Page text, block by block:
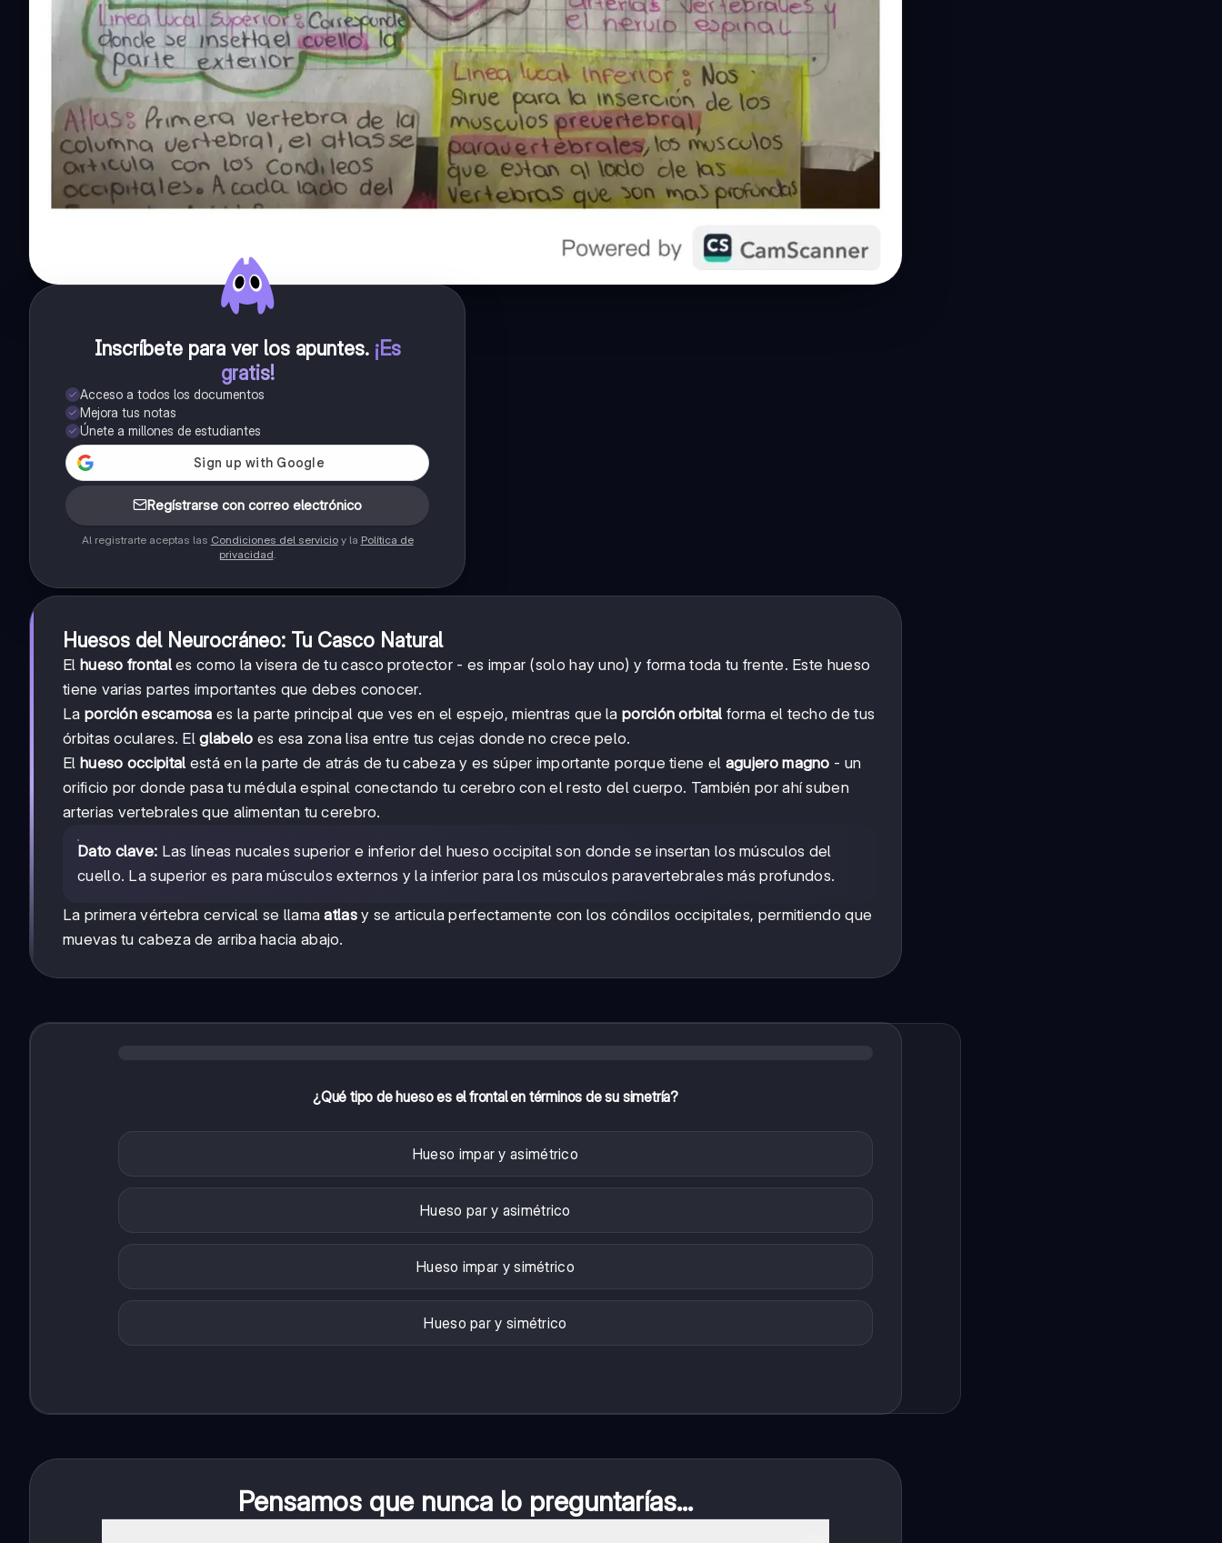
Inscríbete para ver los apuntes. ¡Es
gratis!
Acceso a todos los documentos
Mejora tus notas
Únete a millones de estudiantes
Regístrarse con correo electrónico
Al registrarte aceptas las Condiciones del servicioy la Política de
privacidad.
Huesos del Neurocráneo: Tu Casco Natural
El hueso frontales como la visera de tu casco protector - es impar (solo hay uno) y forma toda tu frente. Este hueso
tiene varias partes importantes que debes conocer.
La porción escamosa es la parte principal que ves en el espejo, mientras que laporción orbital forma el techo de tus
órbitas oculares. Elglabelo es esa zona lisa entre tus cejas donde no crece pelo.
El hueso occipital está en la parte de atrás de tu cabeza y es súper importante porque tiene el agujero magno - un
orificio por donde pasa tu médula espinal conectando tu cerebro con el resto del cuerpo. También por ahí suben
arterias vertebrales que alimentan tu cerebro.
Dato clave: Las líneas nucales superior e inferior del hueso occipital son donde se insertan los músculos del
cuello. La superior es para músculos externos y la inferior para los músculos paravertebrales más profundos.
La primera vértebra cervical se llamaatlasy se articula perfectamente con los cóndilos occipitales, permitiendo que
muevas tu cabeza de arriba hacia abajo.
¿Qué tipo de hueso es el frontal en términos de su simetría?
Hueso impar y asimétrico
Hueso par y asimétrico
Hueso impar y simétrico
Hueso par y simétrico
Pensamos que nunca lo preguntarías...